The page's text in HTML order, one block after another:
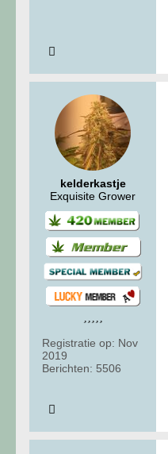
kelderkastje
Exquisite Grower
Registratie op: Nov
2019
Berichten: 5506